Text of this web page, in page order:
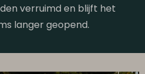
verruimd en blijft het
langer geopend.